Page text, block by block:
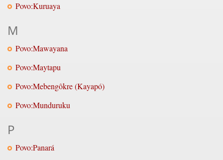
Povo:Kuruaya
M
Povo:Mawayana
Povo:Maytapu
Povo:Mebengôkre (Kayapó)
Povo:Munduruku
P
Povo:Panará